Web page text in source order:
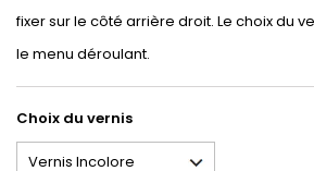
fixer sur le côté arrière droit. Le choix du
le menu déroulant.
Choix du vernis